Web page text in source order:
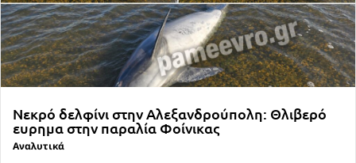
Νεκρό δελφίνι στην Αλεξανδρούπολη: Θλιβερό
ευρημα στην παραλία Φοίνικας
Αναλυτικά